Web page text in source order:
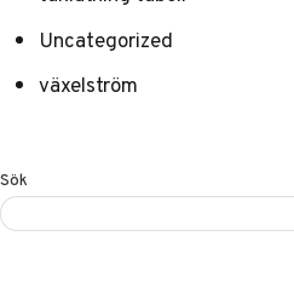
Uncategorized
växelström
Sök